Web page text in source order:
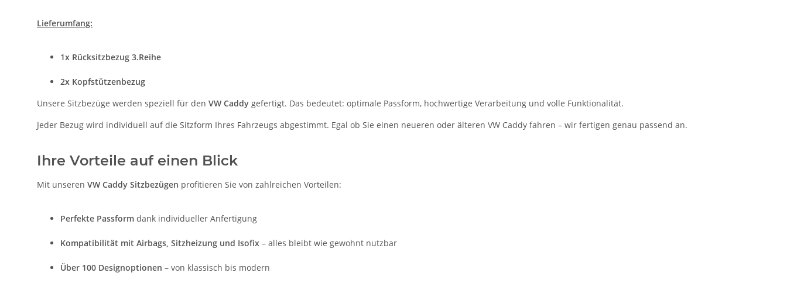
Lieferumfang:
1x Rücksitzbezug 3.Reihe
2x Kopfstützenbezug
Unsere Sitzbezüge werden speziell für den VW Caddy gefertigt. Das bedeutet: optimale Passform, hochwertige Verarbeitung und volle Funktionalität.
Jeder Bezug wird individuell auf die Sitzform Ihres Fahrzeugs abgestimmt. Egal ob Sie einen neueren oder älteren VW Caddy fahren – wir fertigen genau passend an.
Ihre Vorteile auf einen Blick
Mit unseren VW Caddy Sitzbezügen profitieren Sie von zahlreichen Vorteilen:
Perfekte Passform dank individueller Anfertigung
Kompatibilität mit Airbags, Sitzheizung und Isofix – alles bleibt wie gewohnt nutzbar
Über 100 Designoptionen – von klassisch bis modern